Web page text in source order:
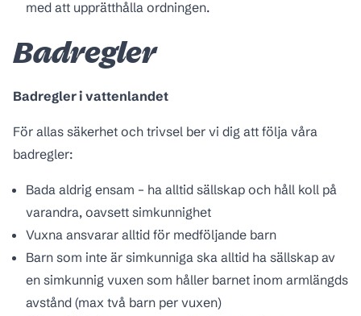
med att upprätthålla ordningen.
Badregler
Badregler i vattenlandet
För allas säkerhet och trivsel ber vi dig att följa våra
badregler:
Bada aldrig ensam – ha alltid sällskap och håll koll på
varandra, oavsett simkunnighet
Vuxna ansvarar alltid för medföljande barn
Barn som inte är simkunniga ska alltid ha sällskap av
en simkunnig vuxen som håller barnet inom armlängds
avstånd (max två barn per vuxen)